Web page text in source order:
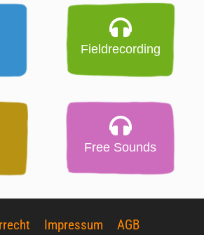
Fieldrecording
Free Sounds
Impressum
AGB